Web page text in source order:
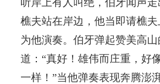
听岸上有人叫绝，伯牙闻声
樵夫站在岸边，他当即请樵
为他演奏。伯牙弹起赞美高
道：“真好！雄伟而庄重，好
一样！”当他弹奏表现奔腾澎